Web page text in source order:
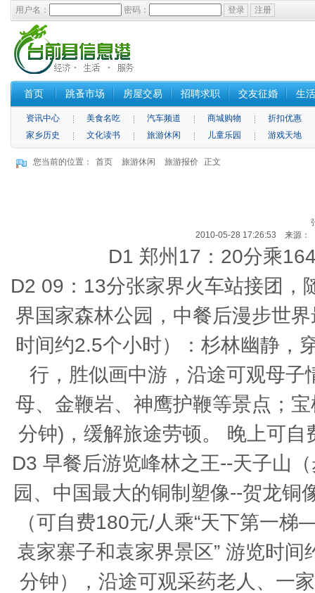
用户名： 密码：
首页 跳蚤市场 房屋交易 招聘求职 交友征婚 生
资讯中心 美食名吃 汽车频道 商城购物
折扣优惠
家乡历史
文化读书 旅游休闲 儿童乐园 游戏天地
您当前的位置： 首页 旅游休闲 旅游报价 正文
2010-05-28 17:26:53 来源：
D1 郑州17：20分乘
D2 09：13分张家界火车站接团
界国家森林公园，中餐后漫步世
时间约2.5个小时）：杉林幽静，
行，胜似画中游，沿途可观母
母、金鞭岩、神鹰护鞭等景点；
分钟)，缓解旅途劳顿。 晚上可
D3 早餐后游览峰林之王--天子山
园、中国最大的铜制塑像--贺龙铜
（可自费180元/人乘“天下第一
袁家寨子和袁家界景区” 游览时
分钟），沿途可观采药老人、一